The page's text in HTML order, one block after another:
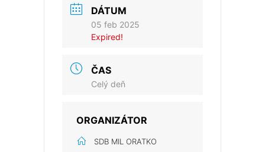
DÁTUM
05 feb 2025
Expired!
ČAS
Celý deň
ORGANIZÁTOR
SDB MIL ORATKO